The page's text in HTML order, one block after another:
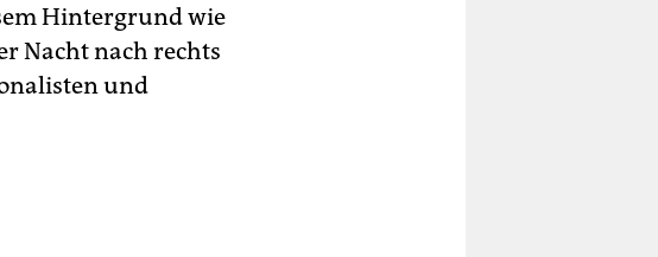
Hintergrund wie
Nacht nach rechts
und